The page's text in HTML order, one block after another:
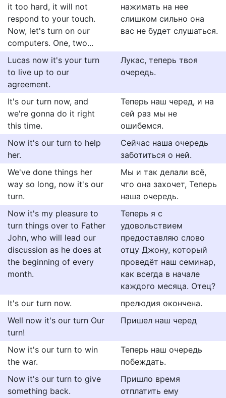
it too hard, it will not
respond to your touch.
Now, let's turn on our
computers. One, two...
нажимать на нее
слишком сильно она
вас не будет слушаться.
Lucas now it's your turn
to live up to our
agreement.
Лукас, теперь твоя
очередь.
It's our turn now, and
we're gonna do it right
this time.
Теперь наш черед, и на
сей раз мы не
ошибемся.
Now it's our turn to help
her.
Сейчас наша очередь
заботиться о ней.
We've done things her
way so long, now it's our
turn.
Мы и так делали всё,
что она захочет, Теперь
наша очередь.
Now it's my pleasure to
turn things over to Father
John, who will lead our
discussion as he does at
the beginning of every
month.
Теперь я с
удовольствием
предоставляю слово
отцу Джону, который
проведёт наш семинар,
как всегда в начале
каждого месяца. Отец?
It's our turn now.
прелюдия окончена.
Well now it's our turn Our
turn!
Пришел наш черед
Now it's our turn to win
the war.
Теперь наш очередь
побеждать.
Now it's our turn to give
something back.
Пришло время
отплатить ему